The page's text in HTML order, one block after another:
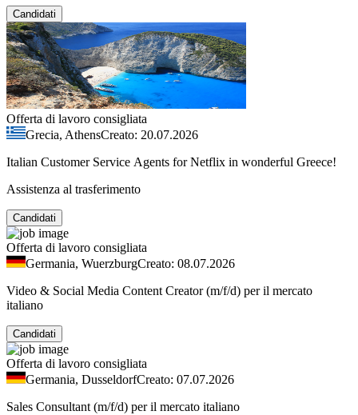
Candidati
Offerta di lavoro consigliata
Grecia, AthensCreato: 20.07.2026
Italian Customer Service Agents for Netflix in wonderful Greece!
Assistenza al trasferimento
Candidati
Offerta di lavoro consigliata
Germania, WuerzburgCreato: 08.07.2026
Video & Social Media Content Creator (m/f/d) per il mercato
italiano
Candidati
Offerta di lavoro consigliata
Germania, DusseldorfCreato: 07.07.2026
Sales Consultant (m/f/d) per il mercato italiano